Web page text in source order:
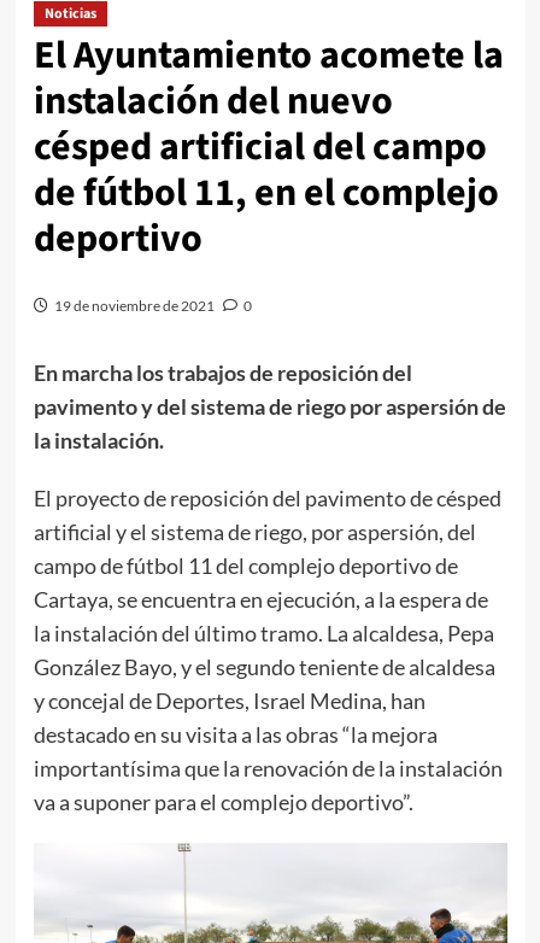
Noticias
El Ayuntamiento acomete la
instalación del nuevo
césped artificial del campo
de fútbol 11, en el complejo
deportivo
19 de noviembre de 2021 0
En marcha los trabajos de reposición del
pavimento y del sistema de riego por aspersión de
la instalación.
El proyecto de reposición del pavimento de césped
artificial y el sistema de riego, por aspersión, del
campo de fútbol 11 del complejo deportivo de
Cartaya, se encuentra en ejecución, a la espera de
la instalación del último tramo. La alcaldesa, Pepa
González Bayo, y el segundo teniente de alcaldesa
y concejal de Deportes, Israel Medina, han
destacado en su visita a las obras “la mejora
importantísima que la renovación de la instalación
va a suponer para el complejo deportivo”.